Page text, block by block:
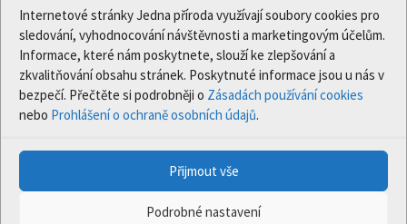
Internetové stránky Jedna příroda využívají soubory cookies pro
sledování, vyhodnocování návštěvnosti a marketingovým účelům.
Informace, které nám poskytnete, slouží ke zlepšování a
zkvalitňování obsahu stránek. Poskytnuté informace jsou u nás v
bezpečí. Přečtěte si podrobněji o Zásadách používání cookies
nebo Prohlášení o ochraně osobních údajů.
Přijmout vše
Podrobné nastavení
LIFE17/IPE/CZ/000005) byl podpořen z finančního
nástroje Evropské unie LIFE.
Údaje a informace zveřejněné na těchto stránkách
vyjadřují názor či stanovisko pouze Ministerstva
životního prostředí a partnerů projektu. Evropská
komise není odpovědná za jakékoli použití informací
zveřejněných na těchto stránkách.
vyhrazena.
Xcreative s.r.o.| Webdesign: